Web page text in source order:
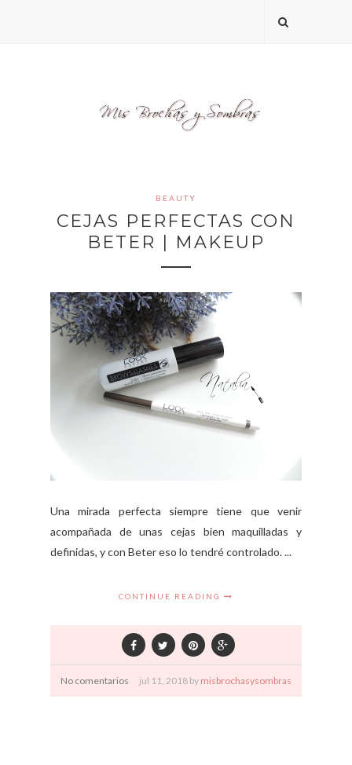
BEAUTY
CEJAS PERFECTAS CON
BETER | MAKEUP
Una mirada perfecta siempre tiene que venir
acompañada de unas cejas bien maquilladas y
definidas, y con Beter eso lo tendré controlado. ...
CONTINUE READING
No comentarios jul 11, 2018 by misbrochasysombras